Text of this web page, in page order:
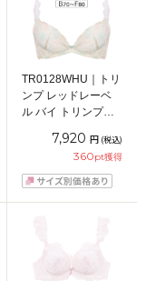
TR0128WHU｜トリ
ンプ レッドレーベ
ル バイ トリンプ
ラジャー単品
BCDEFカップ アン
ダー
7,920 円 (税込)
360pt獲得